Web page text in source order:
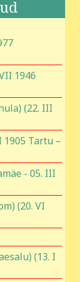
1946
(22. III
1905 Tartu –
- 05. III
(20. VI
(13. I